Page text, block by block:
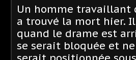
Un homme travaillant
a trouvé la mort hier.
quand le drame est
se serait bloquée et